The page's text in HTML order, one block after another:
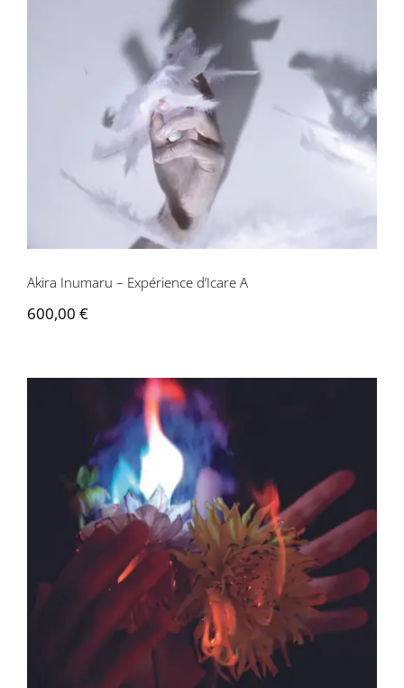
Akira Inumaru – Expérience d’Icare A
Akira Inumaru – Expérience d’Icare A
600,00 €
Akira Inumaru – Ignis Fatuus G